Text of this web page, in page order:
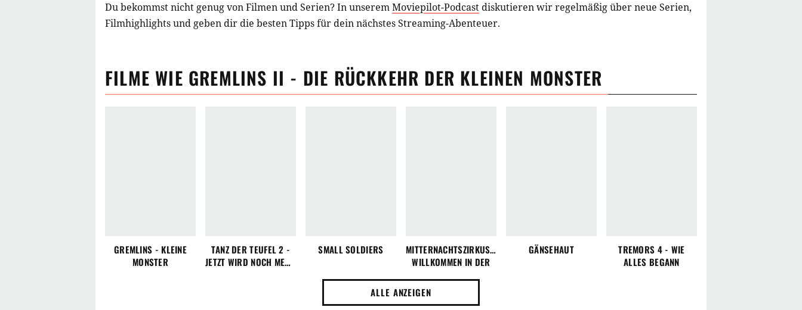
Du bekommst nicht genug von Filmen und Serien? In unseremMoviepilot-Podcast diskutieren wir regelmäßig über neue Serien,
Filmhighlights und geben dir die besten Tipps für dein nächstes Streaming-Abenteuer.
FILME WIE GREMLINS II - DIE RÜCKKEHR DER KLEINEN MONSTER
GREMLINS - KLEINE
MONSTER
TANZ DER TEUFEL 2 -
JETZT WIRD NOCH MEHR
SMALL SOLDIERS
MITTERNACHTSZIRKUS -
WILLKOMMEN IN DER
GÄNSEHAUT
TREMORS 4 - WIE
ALLES BEGANN
ALLE ANZEIGEN